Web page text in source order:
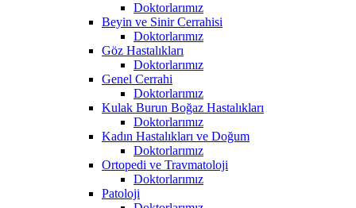
Doktorlarımız
Beyin ve Sinir Cerrahisi
Doktorlarımız
Göz Hastalıkları
Doktorlarımız
Genel Cerrahi
Doktorlarımız
Kulak Burun Boğaz Hastalıkları
Doktorlarımız
Kadın Hastalıkları ve Doğum
Doktorlarımız
Ortopedi ve Travmatoloji
Doktorlarımız
Patoloji